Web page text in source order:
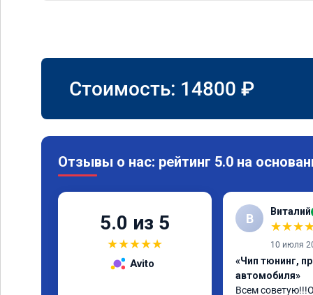
Стоимость: 14800 ₽
Отзывы о нас: рейтинг 5.0 на
5.0 из 5
★★★★★
Avito
В Виталий
★★★
10 июля
«Чип тюнинг,
автомобиля»
Всем